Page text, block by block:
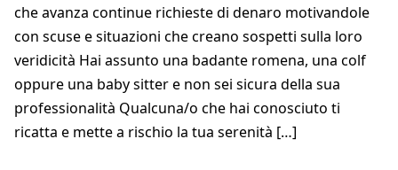
che avanza continue richieste di denaro motivandole
con scuse e situazioni che creano sospetti sulla loro
veridicità Hai assunto una badante romena, una colf
oppure una baby sitter e non sei sicura della sua
professionalità Qualcuna/o che hai conosciuto ti
ricatta e mette a rischio la tua serenità […]